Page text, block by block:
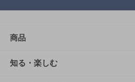
商品
商品TOP
知る・楽しむ